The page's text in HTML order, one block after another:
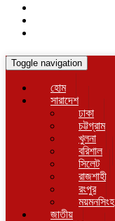
Toggle navigation
হোম
সারাদেশ
ঢাকা
চট্টগ্রাম
খুলনা
বরিশাল
সিলেট
রাজশাহী
রংপুর
ময়মনসিংহ
জাতীয়